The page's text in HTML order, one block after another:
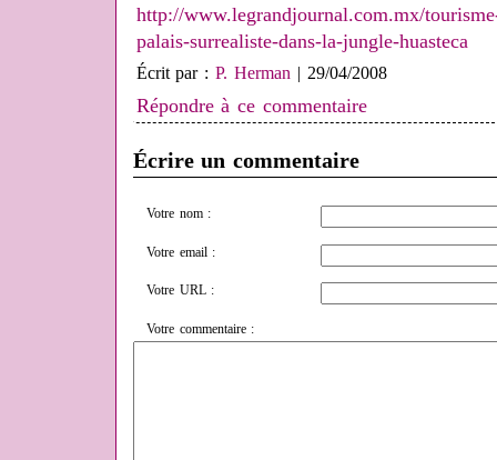
http://www.legrandjournal.com.mx/
palais-surrealiste-dans-la-jungle-huasteca
Écrit par :P. Herman| 29/04/2008
Répondre à ce commentaire
Écrire un commentaire
Votre nom :
Votre email :
Votre URL :
Votre commentaire :